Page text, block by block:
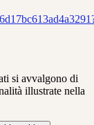
si avvalgono di
illustrate nella